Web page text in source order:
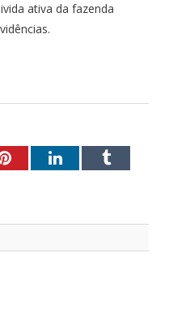
ativa da fazenda
PinterestLinkedInTumblr